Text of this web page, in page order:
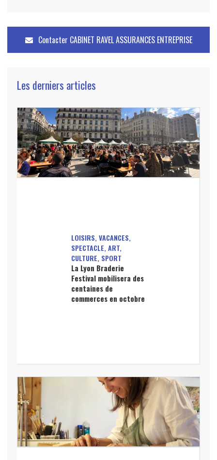
Contacter CABINET RAVEL ASSURANCES ENTREPRISE
Les derniers articles
LOISIRS, VACANCES,
SPECTACLE, ART,
CULTURE, SPORT
La Lyon Braderie
Festival mobilisera des
centaines de
commerces en octobre